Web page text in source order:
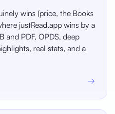
wins (price, the Books
justRead.app wins by a
and PDF, OPDS, deep
real stats, and a
→